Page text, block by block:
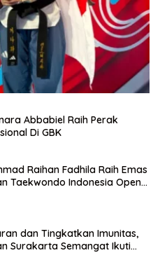
Abbabiel Raih Perak
Di GBK
Raihan Fadhila Raih Emas
Taekwondo Indonesia Open
dan Tingkatkan Imunitas,
Surakarta Semangat Ikuti